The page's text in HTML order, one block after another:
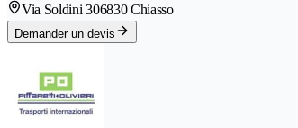
Via Soldini 306830 Chiasso
Demander un devis